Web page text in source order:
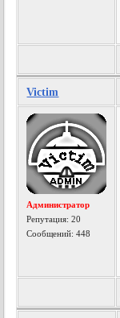
Victim
Администратор
Репутация:20
Сообщений: 448